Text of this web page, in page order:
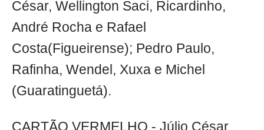
César, Wellington Saci, Ricardinho,
André Rocha e Rafael
Costa(Figueirense); Pedro Paulo,
Rafinha, Wendel, Xuxa e Michel
(Guaratinguetá).
CARTÃO VERMELHO - Júlio César